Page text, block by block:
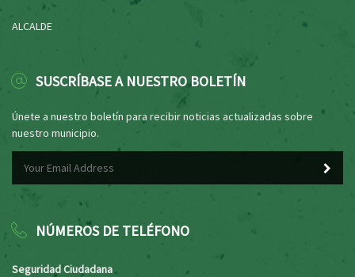
ALCALDE
SUSCRÍBASE A NUESTRO BOLETÍN
Únete a nuestro boletín para recibir noticias actualizadas sobre
nuestro municipio.
NÚMEROS DE TELÉFONO
Seguridad Ciudadana